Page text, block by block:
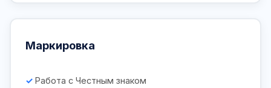
Маркировка
Работа с Честным знаком